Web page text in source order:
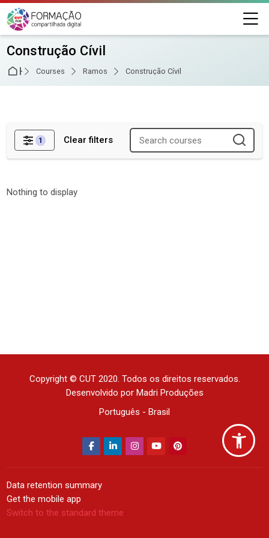
Skip to navigation
Skip to login form
Skip to main content
Skip to footer
Construção Cívil
HomeCourses Ramos Construção Cívil
Filters
1 Clear filters
Nothing to display
Copyright © CUT 2020. Todos os direitos reservados.
Desenvolvido por Madri Produções
Português - Brasil
Data retention summary
Get the mobile app
Switch to the standard theme